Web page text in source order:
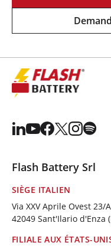
Flash Battery Srl
SIÈGE ITALIEN
Via XXV Aprile Ovest 23/
42049 Sant'Ilario d'Enza
FILIALE AUX ÉTATS-